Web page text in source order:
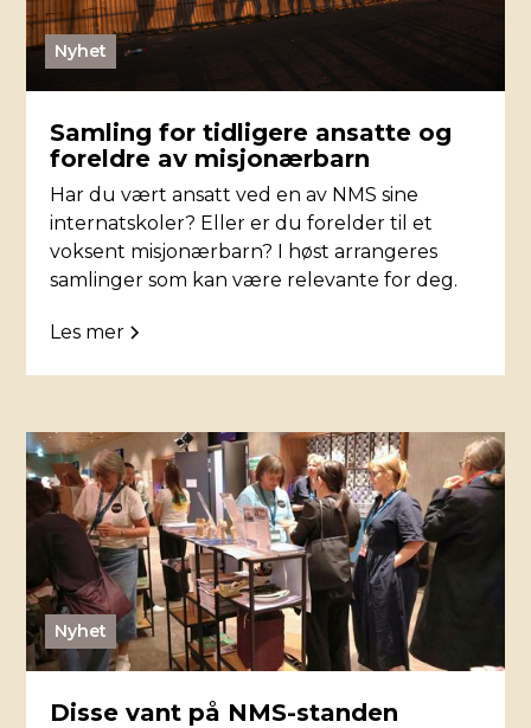
Nyhet
Samling for tidligere ansatte og
foreldre av misjonærbarn
Har du vært ansatt ved en av NMS sine
internatskoler? Eller er du forelder til et
voksent misjonærbarn? I høst arrangeres
samlinger som kan være relevante for deg.
Les mer
Nyhet
Disse vant på NMS-standen